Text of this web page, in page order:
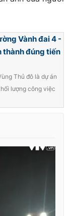
Vành đai 4 -
thành đúng tiến
Thủ đô là dự án
lượng công việc